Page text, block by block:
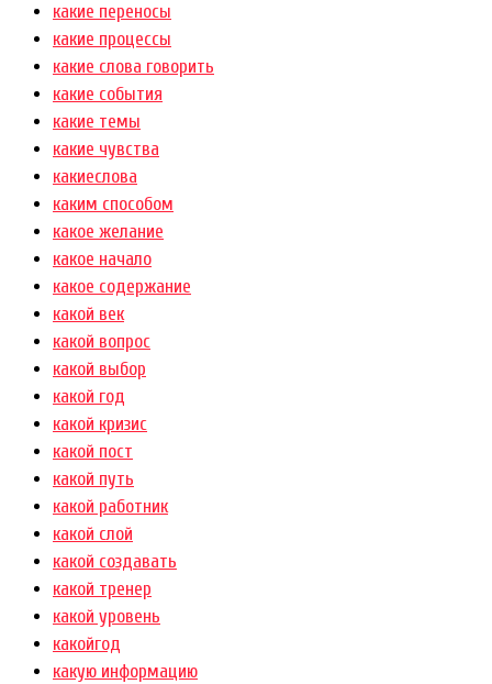
какие переносы
какие процессы
какие слова говорить
какие события
какие темы
какие чувства
какиеслова
каким способом
какое желание
какое начало
какое содержание
какой век
какой вопрос
какой выбор
какой год
какой кризис
какой пост
какой путь
какой работник
какой слой
какой создавать
какой тренер
какой уровень
какойгод
какую информацию